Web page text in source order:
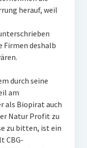
herauf, weil
Firmen deshalb
durch seine
am
als Biopirat auch
Natur Profit zu
zu bitten, ist ein
CBG-